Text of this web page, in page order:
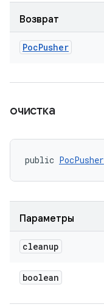
Возврат
PocPusher
очистка
public PocPusher
Параметры
cleanup
boolean